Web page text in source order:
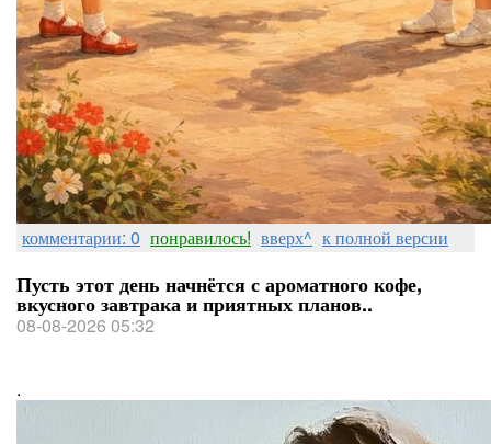
комментарии: 0 понравилось! вверх^ к полной версии
Пусть этот день начнётся с ароматного кофе,
вкусного завтрака и приятных планов..
08-08-2026 05:32
.